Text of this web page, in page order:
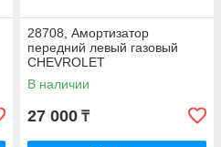
28708, Амортизатор
передний левый газовый
CHEVROLET
В наличии
27 000 ₸